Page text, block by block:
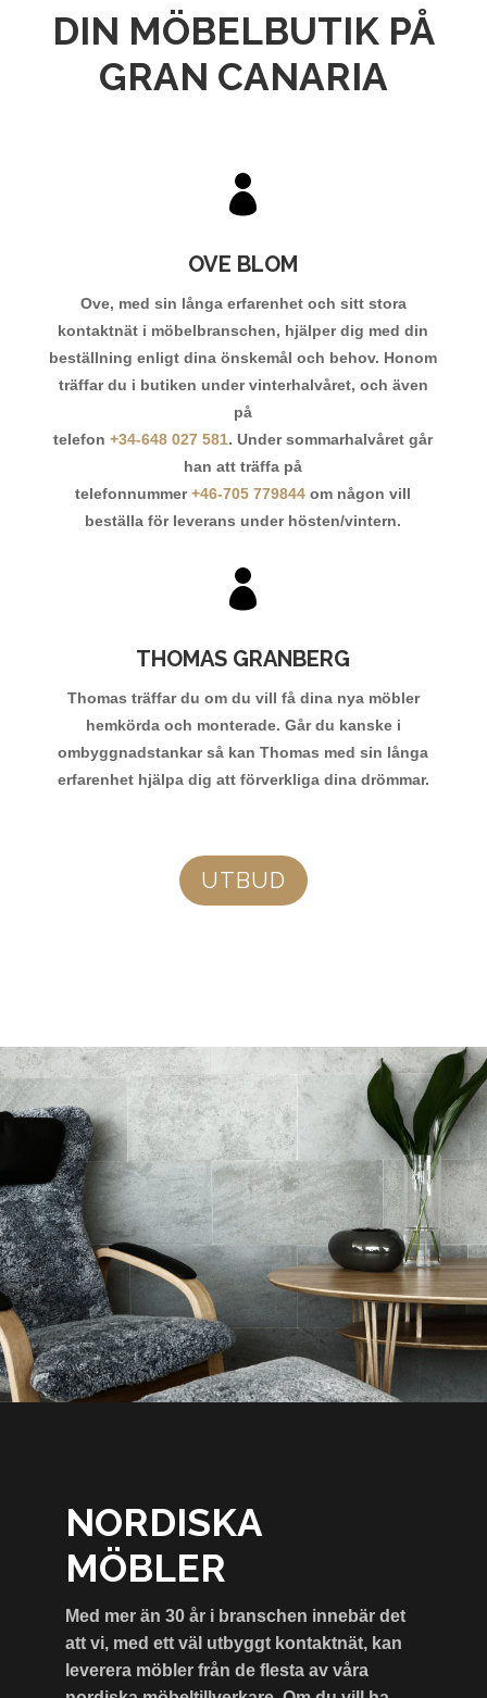
DIN MÖBELBUTIK PÅ
GRAN CANARIA

OVE BLOM
Ove, med sin långa erfarenhet och sitt stora
kontaktnät i möbelbranschen, hjälper dig med din
beställning enligt dina önskemål och behov. Honom
träffar du i butiken under vinterhalvåret, och även
på
telefon+34-648 027 581. Under sommarhalvåret går
han att träffa på
telefonnummer+46-705 779844 om någon vill
beställa för leverans under hösten/vintern.

THOMAS GRANBERG
Thomas träffar du om du vill få dina nya möbler
hemkörda och monterade. Går du kanske i
ombyggnadstankar så kan Thomas med sin långa
erfarenhet hjälpa dig att förverkliga dina drömmar.
UTBUD
NORDISKA
MÖBLER
Med mer än 30 år i branschen innebär det
att vi, med ett väl utbyggt kontaktnät, kan
leverera möbler från de flesta av våra